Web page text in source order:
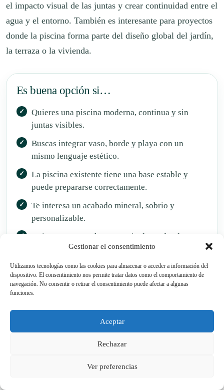
Gestionar el consentimiento
Utilizamos tecnologías como las cookies para almacenar o acceder a información del
dispositivo. El consentimiento nos permite tratar datos como el comportamiento de
navegación. No consentir o retirar el consentimiento puede afectar a algunas
funciones.
Aceptar
Rechazar
Ver preferencias
el impacto visual de las juntas y crear continuidad entre el
agua y el entorno. También es interesante para proyectos
donde la piscina forma parte del diseño global del jardín,
la terraza o la vivienda.
Es buena opción si…
Quieres una piscina moderna, continua y sin
juntas visibles.
Buscas integrar vaso, borde y playa con un
mismo lenguaje estético.
La piscina existente tiene una base estable y
puede prepararse correctamente.
Te interesa un acabado mineral, sobrio y
personalizable.
Quieres renovar el aspecto sin depender de
gresite o piezas cerámicas.
Conviene estudiarlo bien si…
Hay filtraciones activas o problemas
estructurales sin resolver.
soporte está degradado.